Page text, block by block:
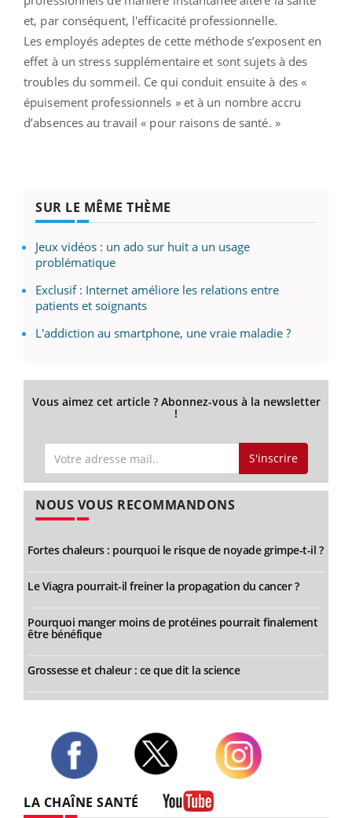
et, par conséquent, l'efficacité professionnelle.
Les employés adeptes de cette méthode s’exposent en
effet à un stress supplémentaire et sont sujets à des
troubles du sommeil. Ce qui conduit ensuite à des «
épuisement professionnels » et à un nombre accru
d’absences au travail « pour raisons de santé. »
SUR LE MÊME THÈME
Jeux vidéos : un ado sur huit a un usage
problématique
Exclusif : Internet améliore les relations entre
patients et soignants
L'addiction au smartphone, une vraie maladie ?
Vous aimez cet article ? Abonnez-vous à la newsletter
!
S'inscrire
NOUS VOUS RECOMMANDONS
Fortes chaleurs : pourquoi le risque de noyade grimpe-t-il ?
Le Viagra pourrait-il freiner la propagation du cancer ?
Pourquoi manger moins de protéines pourrait finalement
être bénéfique
Grossesse et chaleur : ce que dit la science
LA CHAÎNE SANTÉ